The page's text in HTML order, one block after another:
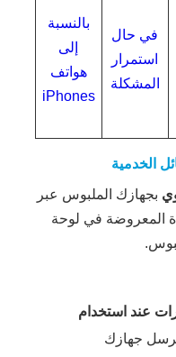
في حال
استمرار
المشكلة
بالنسبة
إلى
هواتف
iPhones
الخدمية
بجهازك الملبوس عبر
المعروضة في لوحة
عند استخدام
جهازك